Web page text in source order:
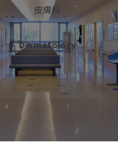
皮膚科
Dermatology